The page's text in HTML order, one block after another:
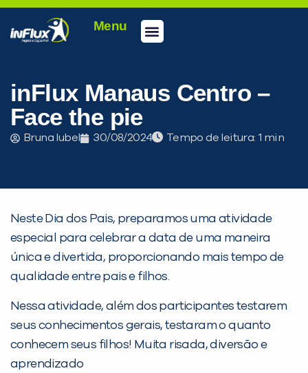
Menu
inFlux Manaus Centro –
Face the pie
Bruna Iubel 30/08/2024 Tempo de leitura:
Neste Dia dos Pais, preparamos uma atividade
especial para celebrar a data de uma maneira
única e divertida, proporcionando mais tempo de
qualidade entre pais e filhos.
Nessa atividade, além dos participantes testarem
seus conhecimentos gerais, testaram o quanto
conhecem seus filhos! Muita risada, diversão e
aprendizado
PEÇA UMA DEMONSTRAÇÃO DE MÉTODO